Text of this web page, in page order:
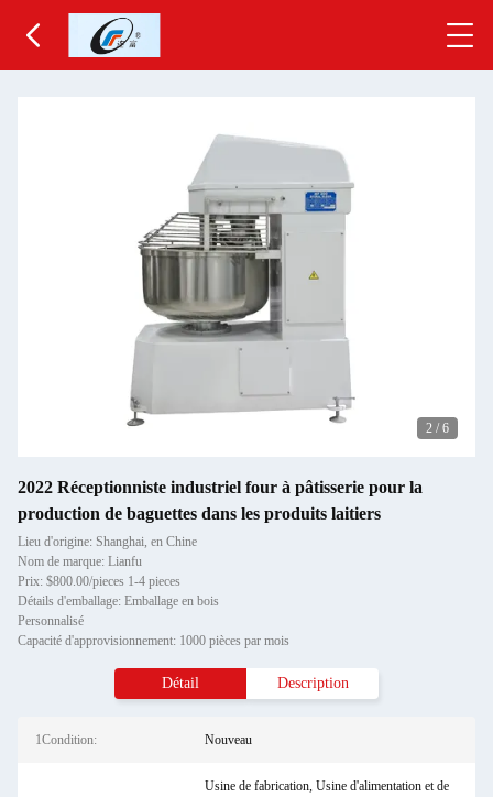
2 / 6
2022 Réceptionniste industriel four à pâtisserie pour la
production de baguettes dans les produits laitiers
Lieu d'origine: Shanghai, en Chine
Nom de marque: Lianfu
Prix: $800.00/pieces 1-4 pieces
Détails d'emballage: Emballage en bois
Personnalisé
Capacité d'approvisionnement: 1000 pièces par mois
Détail Description
1Condition: Nouveau
Usine de fabrication, Usine d'alimentation et de